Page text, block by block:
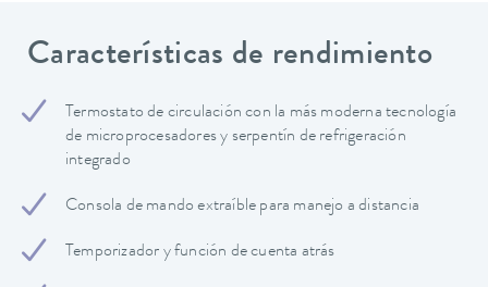
Características de rendimiento
Termostato de circulación con la más moderna tecnología
de microprocesadores y serpentín de refrigeración
integrado
Consola de mando extraíble para manejo a distancia
Temporizador y función de cuenta atrás